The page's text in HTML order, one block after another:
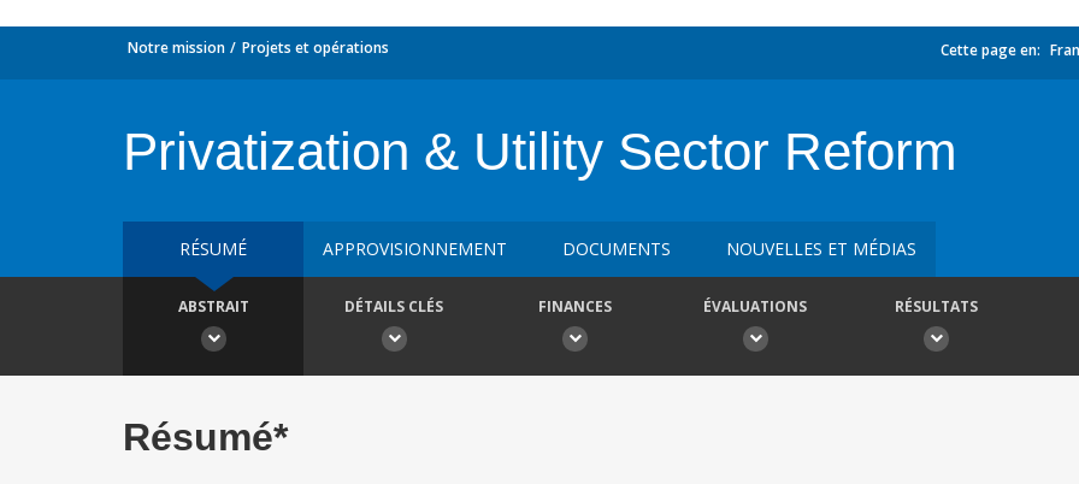
Notre mission Projets et opérations Cette page en:
Privatization & Utility Sector Reform
RÉSUMÉ APPROVISIONNEMENT DOCUMENTS NOUVELLES ET MÉDIAS
ABSTRAIT DÉTAILS CLÉS FINANCES ÉVALUATIONS RÉSULTATS
Résumé*